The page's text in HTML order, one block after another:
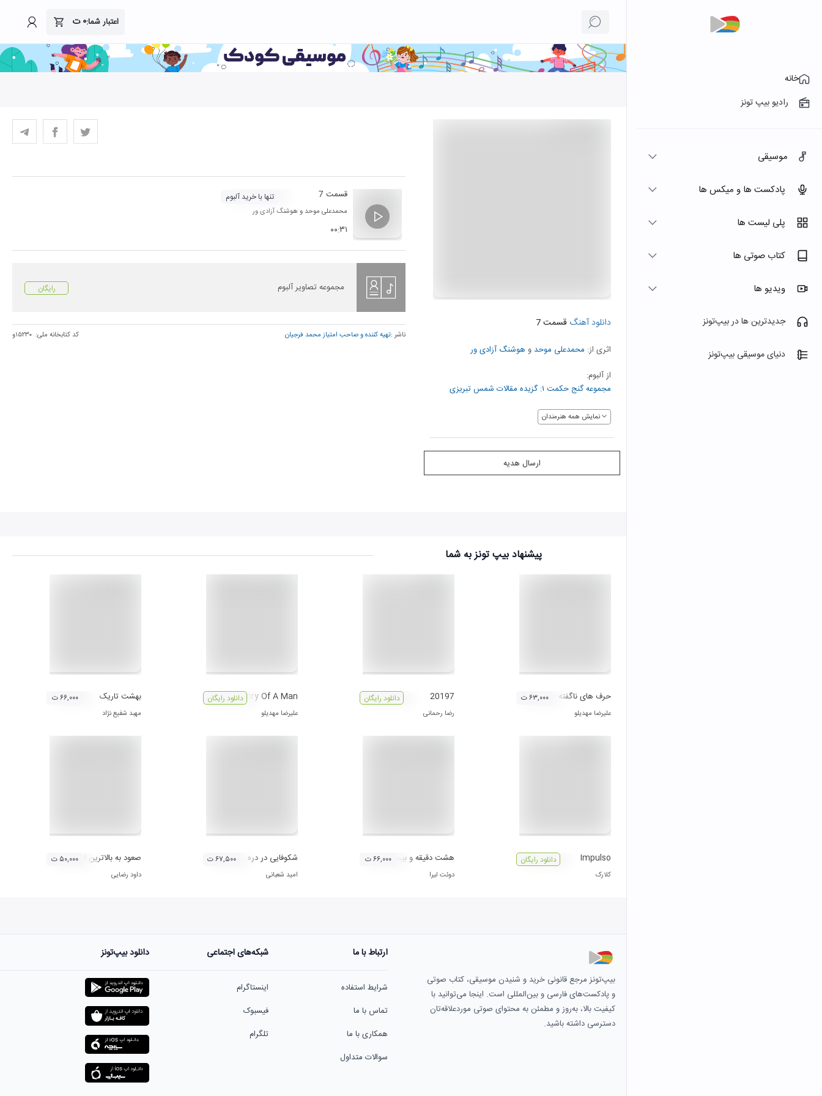
اعتبار شما:۰ت
خانه
رادیو بیپ تونز
موسیقی
پادکست ها و میکس ها
پلی لیست ها
کتاب صوتی ها
ویدیو ها
جدیدترین ها در بیپ‌تونز
دنیای موسیقی بیپ‌تونز
دانلود آهنگ قسمت 7
اثری از: محمدعلی موحد و هوشنگ آزادی ور
از آلبوم:
مجموعه گنج حکمت ۱: گزیده مقالات شمس تبریزی
نمایش همه هنرمندان
ارسال هدیه
قسمت 7
محمدعلی موحد و هوشنگ آزادی ور
۰۰:۳۱
تنها با خرید آلبوم
مجموعه تصاویر آلبوم رایگان
ناشر :تهيه كننده و صاحب امتياز محمد فرجيان کد کتابخانه ملی: ۱۵۲۳۰و
پیشنهاد بیپ تونز به شما
حرف های ناگفته
علیرضا مهدیلو
۶۳,۰۰۰ ت 20197
رضا رحمانی
دانلود رایگان The Story Of A Man
علیرضا مهدیلو
دانلود رایگان بهشت تاریک
مهبد شفیع نژاد
۶۶,۰۰۰ ت
Impulso
کلارک
دانلود رایگان هشت دقيقه و بيست ثانيه
دوئت لیرا
۶۶,۰۰۰ ت شکوفایی در دره
امید شعبانی
۶۷,۵۰۰ ت صعود به بالاترین ابر
داود رضایی
۵۰,۰۰۰ ت
بیپ‌تونز مرجع قانونی خرید و شنیدن موسیقی، کتاب صوتی
و پادکست‌های فارسی و بین‌المللی است. اینجا می‌توانید با
کیفیت بالا، به‌روز و مطمئن به محتوای صوتی موردعلاقه‌تان
دسترسی داشته باشید.
ارتباط با ما
شرایط استفاده
تماس با ما
همکاری با ما
سوالات متداول
شبکه‌های اجتماعی
اینستاگرام
فیسبوک
تلگرام
دانلود بیپ‌تونز